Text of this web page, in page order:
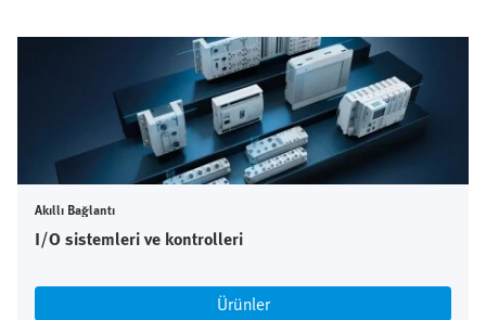
Akıllı Bağlantı
I/O sistemleri ve kontrolleri
Ürünler